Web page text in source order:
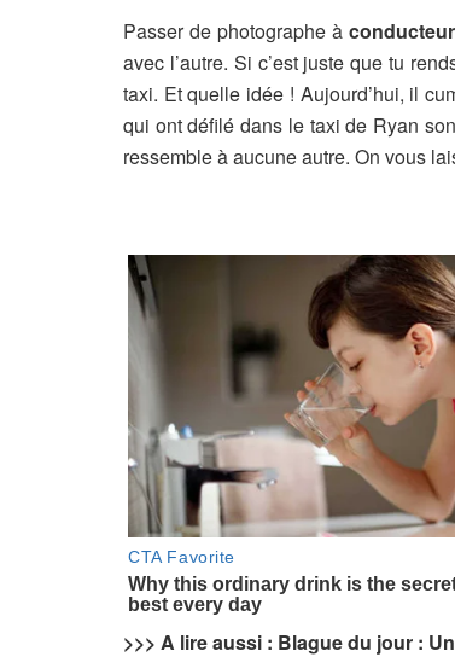
Passer de photographe à
avec l’autre. Si c’est juste que tu
taxi. Et quelle idée ! Aujourd’hui, il
qui ont défilé dans le taxi de Ryan
ressemble à aucune autre. On vous
>>> A lire aussi : Blague du jour :